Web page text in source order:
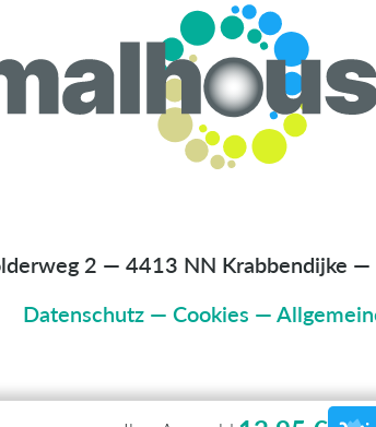
2 — 4413 NN Krabbendijke —
Datenschutz— Cookies —